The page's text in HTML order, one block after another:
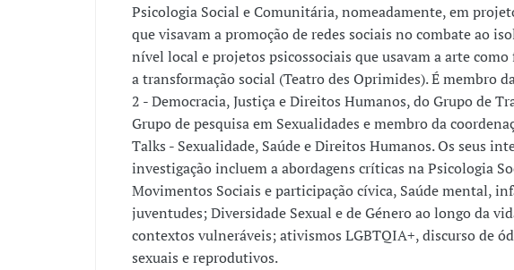
Psicologia Social e Comunitária, nomeadamente, em
que visavam a promoção de redes sociais no combate ao
nível local e projetos psicossociais que usavam a arte
a transformação social (Teatro des Oprimides). É membro
2 - Democracia, Justiça e Direitos Humanos, do Grupo de
Grupo de pesquisa em Sexualidades e membro da
Talks - Sexualidade, Saúde e Direitos Humanos. Os seus
investigação incluem a abordagens críticas na Psicologia
Movimentos Sociais e participação cívica, Saúde mental,
juventudes; Diversidade Sexual e de Género ao longo da
contextos vulneráveis; ativismos LGBTQIA+, discurso de
sexuais e reprodutivos.